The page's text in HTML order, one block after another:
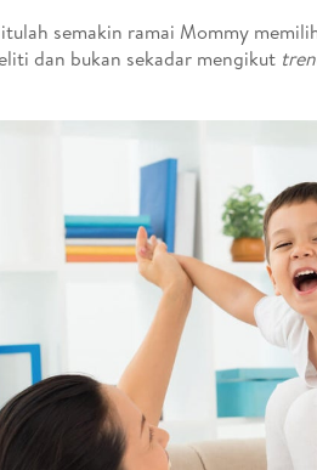
semakin ramai Mommy
dan bukan sekadar mengikut